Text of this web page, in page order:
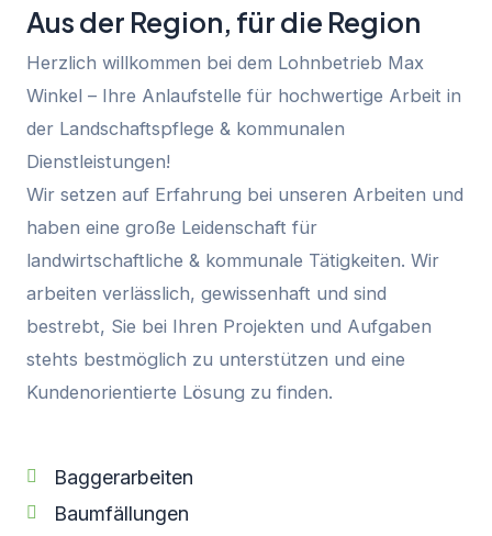
Aus der Region, für die Region
Herzlich willkommen bei dem Lohnbetrieb Max
Winkel – Ihre Anlaufstelle für hochwertige Arbeit in
der Landschaftspflege & kommunalen
Dienstleistungen!
Wir setzen auf Erfahrung bei unseren Arbeiten und
haben eine große Leidenschaft für
landwirtschaftliche & kommunale Tätigkeiten. Wir
arbeiten verlässlich, gewissenhaft und sind
bestrebt, Sie bei Ihren Projekten und Aufgaben
stehts bestmöglich zu unterstützen und eine
Kundenorientierte Lösung zu finden.
Baggerarbeiten
Baumfällungen